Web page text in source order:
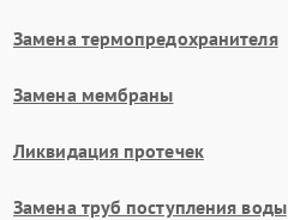
Замена термопредохранителя
Замена мембраны
Ликвидация протечек
Замена труб поступления воды